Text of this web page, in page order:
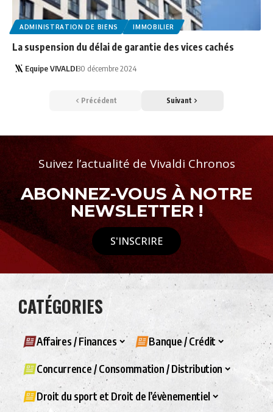
ADMINISTRATION DE BIENS IMMOBILIER
La suspension du délai de garantie des vices cachés
Equipe VIVALDI30 décembre 2024
Précédent Suivant
Suivez l’actualité de Vivaldi Chronos
ABONNEZ-VOUS À NOTRE
NEWSLETTER !
S'INSCRIRE
CATÉGORIES
Affaires / Finances Banque / Crédit
Concurrence / Consommation / Distribution
Droit du sport et Droit de l’évènementiel